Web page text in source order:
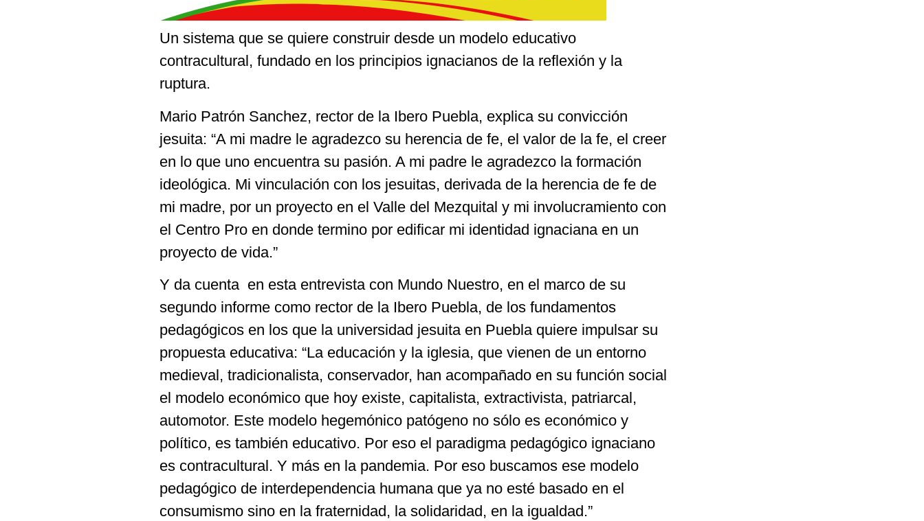
Un sistema que se quiere construir desde un modelo educativo
contracultural, fundado en los principios ignacianos de la reflexión y la
ruptura.
Mario Patrón Sanchez, rector de la Ibero Puebla, explica su convicción
jesuita: “A mi madre le agradezco su herencia de fe, el valor de la fe, el creer
en lo que uno encuentra su pasión. A mi padre le agradezco la formación
ideológica. Mi vinculación con los jesuitas, derivada de la herencia de fe de
mi madre, por un proyecto en el Valle del Mezquital y mi involucramiento con
el Centro Pro en donde termino por edificar mi identidad ignaciana en un
proyecto de vida.”
Y da cuenta en esta entrevista con Mundo Nuestro, en el marco de su
segundo informe como rector de la Ibero Puebla, de los fundamentos
pedagógicos en los que la universidad jesuita en Puebla quiere impulsar su
propuesta educativa: “La educación y la iglesia, que vienen de un entorno
medieval, tradicionalista, conservador, han acompañado en su función social
el modelo económico que hoy existe, capitalista, extractivista, patriarcal,
automotor. Este modelo hegemónico patógeno no sólo es económico y
político, es también educativo. Por eso el paradigma pedagógico ignaciano
es contracultural. Y más en la pandemia. Por eso buscamos ese modelo
pedagógico de interdependencia humana que ya no esté basado en el
consumismo sino en la fraternidad, la solidaridad, en la igualdad.”